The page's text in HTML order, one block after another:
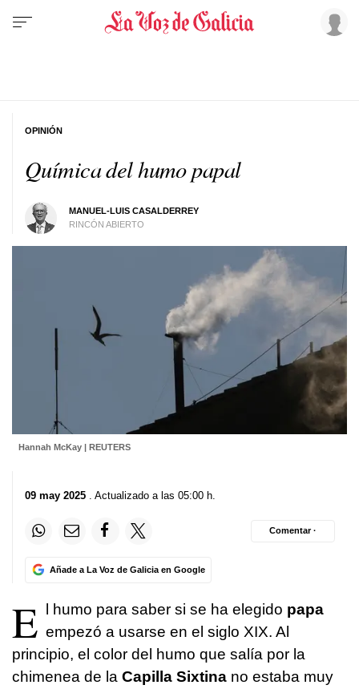
Química del humo papal
MANUEL-LUIS CASALDERREY
RINCÓN ABIERTO
OPINIÓN
Hannah McKay | REUTERS
09 may 2025 . Actualizado a las 05:00 h.
Añade a La Voz de Galicia en Google
Comentar ·
E l humo para saber si se ha elegido papa
empezó a usarse en el siglo XIX. Al
principio, el color del humo que salía por la
chimenea de la Capilla Sixtina no estaba muy